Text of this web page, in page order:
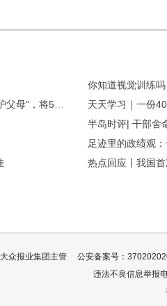
你知道视觉训练
天天学习｜一份
足迹里的政绩观
热点回应丨我国
大众报业集团主管 公安备案号：
违法不良信息举报